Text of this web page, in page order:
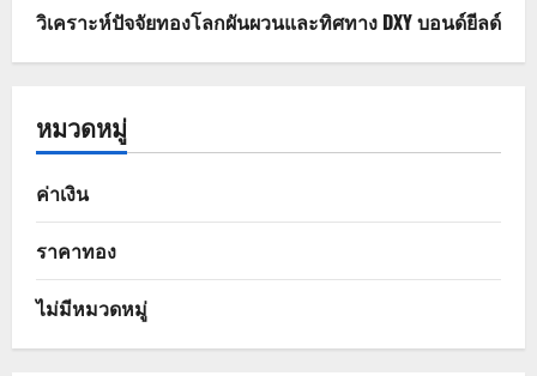
วิเคราะห์ปัจจัยทองโลกผันผวนและทิศทาง DXY บอนด์ยีลด์
หมวดหมู่
ค่าเงิน
ราคาทอง
ไม่มีหมวดหมู่